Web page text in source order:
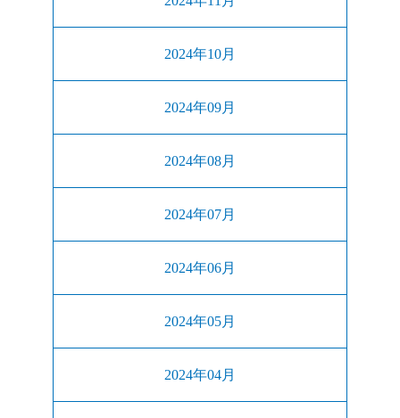
2024年10月
2024年09月
2024年08月
2024年07月
2024年06月
2024年05月
2024年04月